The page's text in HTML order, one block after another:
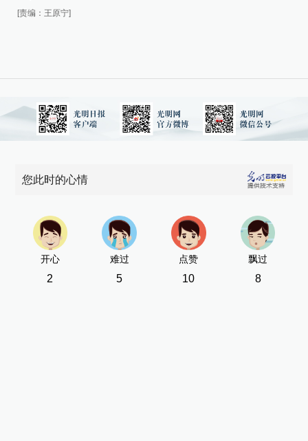
[责编：王原宁]
您此时的心情
开心
2
难过
5
点赞
10
飘过
8